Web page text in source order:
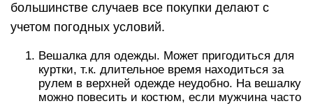
большинстве случаев все покупки делают с
учетом погодных условий.
Вешалка для одежды. Может пригодиться для
куртки, т.к. длительное время находиться за
рулем в верхней одежде неудобно. На вешалку
можно повесить и костюм, если мужчина часто